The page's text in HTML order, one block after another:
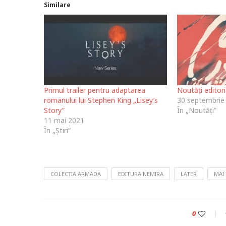
Similare
Primul trailer pentru adaptarea
romanului lui Stephen King „Lisey’s
Story”
11 mai 2021
În „Știri”
Noutăți
30
În „Noutăți”
COLECȚIA ARMADA EDITURA NEMIRA LATER MAI
0